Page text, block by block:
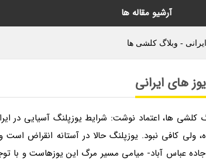
- وبلاگ کلشی ها
های ایرانی
کلشی ها، اعتماد نوشت: شرایط یوزپلنگ آسیایی در
ولی کافی نبود. یوزپلنگ حالا در آستانه انقراض
عباس آباد- میامی مسیر مرگ این یوزهاست و با
آرشیو مقاله ها